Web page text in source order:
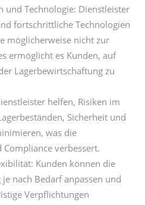
und Technologie: Dienstleister
fortschrittliche Technologien
möglicherweise nicht zur
ermöglicht es Kunden, auf
Lagerbewirtschaftung zu
helfen, Risiken im
Sicherheit und
was die
verbessert.
Kunden können die
nach Bedarf anpassen und
Verpflichtungen